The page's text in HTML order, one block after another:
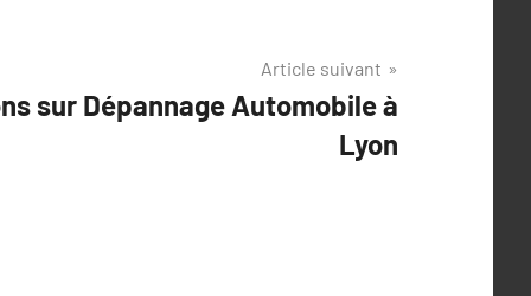
Article suivant
sur Dépannage Automobile à
Lyon